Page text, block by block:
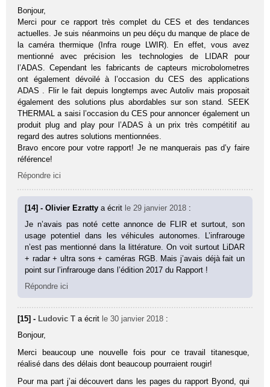
Bonjour,
Merci pour ce rapport très complet du CES et des tendances
actuelles. Je suis néanmoins un peu déçu du manque de place de
la caméra thermique (Infra rouge LWIR). En effet, vous avez
mentionné avec précision les technologies de LIDAR pour
l’ADAS. Cependant les fabricants de capteurs microbolometres
ont également dévoilé à l’occasion du CES des applications
ADAS . Flir le fait depuis longtemps avec Autoliv mais proposait
également des solutions plus abordables sur son stand. SEEK
THERMAL a saisi l’occasion du CES pour annoncer également un
produit plug and play pour l’ADAS à un prix très compétitif au
regard des autres solutions mentionnées.
Bravo encore pour votre rapport! Je ne manquerais pas d’y faire
référence!
Répondre ici
[14] - Olivier Ezrattya écrit le 29 janvier 2018 :
Je n’avais pas noté cette annonce de FLIR et surtout, son
usage potentiel dans les véhicules autonomes. L’infrarouge
n’est pas mentionné dans la littérature. On voit surtout LiDAR
+ radar + ultra sons + caméras RGB. Mais j’avais déjà fait un
point sur l’infrarouge dans l’édition 2017 du Rapport !
Répondre ici
[15] - Ludovic T a écrit le 30 janvier 2018 :
Bonjour,
Merci beaucoup une nouvelle fois pour ce travail titanesque,
réalisé dans des délais dont beaucoup pourraient rougir!
Pour ma part j’ai découvert dans les pages du rapport Byond, qui